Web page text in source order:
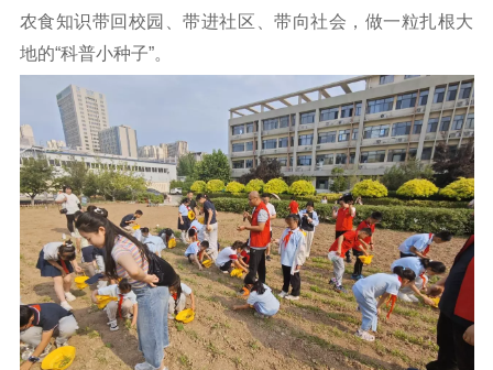
农食知识带回校园、带进社区、带向社会，做一粒扎根大
地的“科普小种子”。